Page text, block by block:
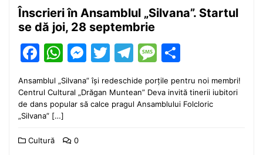
Înscrieri în Ansamblul „Silvana”. Startul
se dă joi, 28 septembrie
Facebook
WhatsApp
Messenger
Twitter
Telegram
Message
Ansamblul „Silvana” își redeschide porțile pentru noi membri!
Centrul Cultural „Drăgan Muntean” Deva invită tinerii iubitori
de dans popular să calce pragul Ansamblului Folcloric
„Silvana” […]
Cultură 0